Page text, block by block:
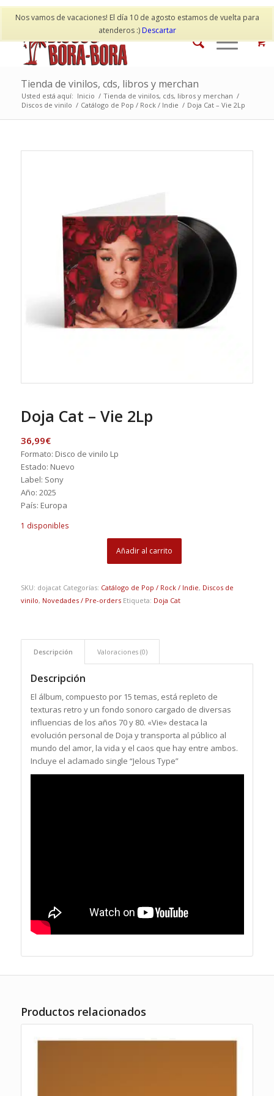
Nos vamos de vacaciones! El día 10 de agosto estamos de vuelta para
atenderos :)Descartar
Mi cuenta Contacto
Tienda de vinilos, cds, libros y merchan
Usted está aquí: Inicio / Tienda de vinilos, cds, libros y merchan /
Discos de vinilo / Catálogo de Pop / Rock / Indie / Doja Cat – Vie 2Lp
Doja Cat – Vie 2Lp
36,99€
Formato: Disco de vinilo Lp
Estado: Nuevo
Label: Sony
Año: 2025
País: Europa
1 disponibles
Añadir al carrito
SKU: dojacat Categorías: Catálogo de Pop / Rock / Indie, Discos de
vinilo, Novedades / Pre-orders Etiqueta: Doja Cat
Descripción Valoraciones (0)
Descripción
El álbum, compuesto por 15 temas, está repleto de
texturas retro y un fondo sonoro cargado de diversas
influencias de los años 70 y 80. «Vie» destaca la
evolución personal de Doja y transporta al público al
mundo del amor, la vida y el caos que hay entre ambos.
Incluye el aclamado single “Jelous Type”
Productos relacionados